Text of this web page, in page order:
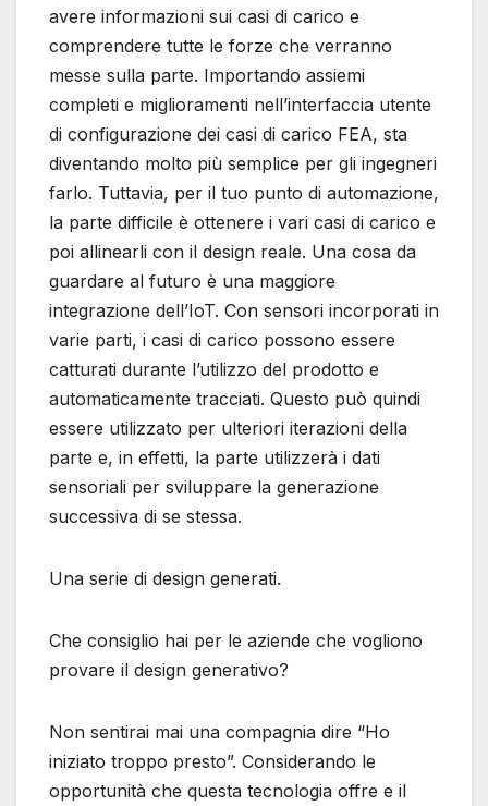
avere informazioni sui casi di carico e
comprendere tutte le forze che verranno
messe sulla parte. Importando assiemi
completi e miglioramenti nell’interfaccia utente
di configurazione dei casi di carico FEA, sta
diventando molto più semplice per gli ingegneri
farlo. Tuttavia, per il tuo punto di automazione,
la parte difficile è ottenere i vari casi di carico e
poi allinearli con il design reale. Una cosa da
guardare al futuro è una maggiore
integrazione dell’IoT. Con sensori incorporati in
varie parti, i casi di carico possono essere
catturati durante l’utilizzo del prodotto e
automaticamente tracciati. Questo può quindi
essere utilizzato per ulteriori iterazioni della
parte e, in effetti, la parte utilizzerà i dati
sensoriali per sviluppare la generazione
successiva di se stessa.
Una serie di design generati.
Che consiglio hai per le aziende che vogliono
provare il design generativo?
Non sentirai mai una compagnia dire “Ho
iniziato troppo presto”. Considerando le
opportunità che questa tecnologia offre e il